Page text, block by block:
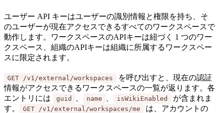
ユーザー API キーはユーザーの識別情報と権限を持ち、そ
のユーザーが現在アクセスできるすべてのワークスペースで
動作します。ワークスペースのAPIキーは紐づく 1 つのワー
クスペース、組織のAPIキーは組織に所属するワークスペー
スに限定されます。
GET /v1/external/workspaces
を呼び出すと、現在の認証
情報がアクセスできるワークスペースの一覧が返ります。各
エントリには
guid name isWikiEnabled
が含まれま
す。
GET /v1/external/workspaces/me
は、アカウントの